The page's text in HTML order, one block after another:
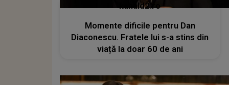
kanald2.ro
Momente dificile pentru Dan
Diaconescu. Fratele lui s-a stins din
viață la doar 60 de ani